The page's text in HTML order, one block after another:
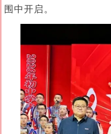
围中开启。